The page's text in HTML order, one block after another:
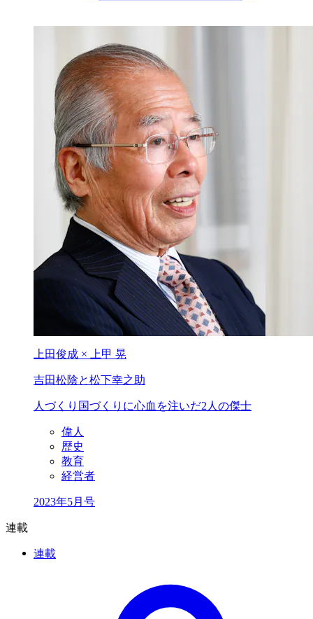
上田俊成 × 上甲 晃
吉田松陰と松下幸之助
人づくり国づくりに心血を注いだ2人の傑士
偉人
歴史
教育
経営者
2023年5月号
連載
連載